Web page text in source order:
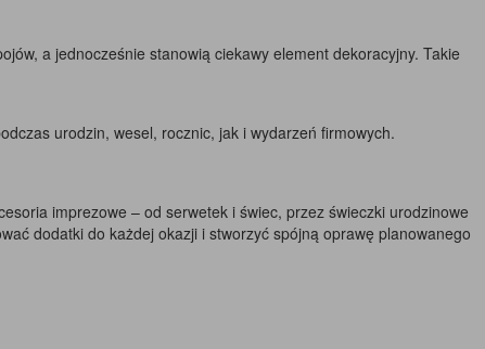
a jednocześnie stanowią ciekawy element dekoracyjny. Takie
urodzin, wesel, rocznic, jak i wydarzeń firmowych.
imprezowe – od serwetek i świec, przez świeczki urodzinowe
dodatki do każdej okazji i stworzyć spójną oprawę planowanego